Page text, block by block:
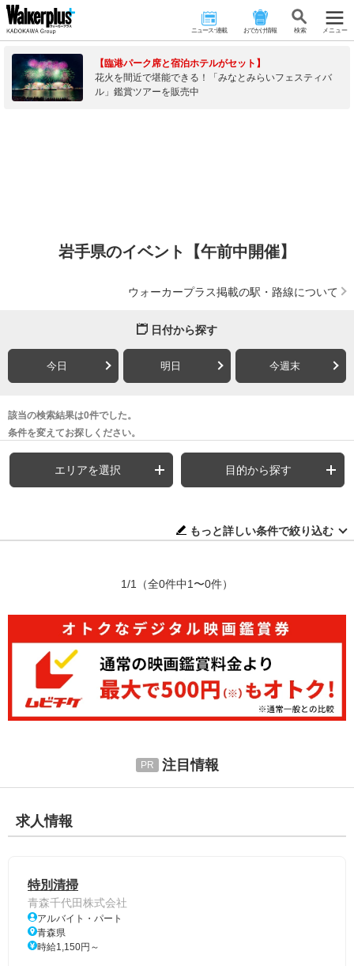
ニュース･連載 おでかけ情報 検 索 メニュー
【臨港パーク席と宿泊ホテルがセット】
花火を間近で堪能できる！「みなとみらいフェスティバ
ル」鑑賞ツアーを販売中
岩手県のイベント【午前中開催】
ウォーカープラス掲載の駅・路線について
日付から探す
今日 明日 今週末
該当の検索結果は0件でした。
条件を変えてお探しください。
エリアを選択 目的から探す
もっと詳しい条件で絞り込む
1/1 （全0件中1〜0件）
注目情報
求人情報
特別清掃
青森千代田株式会社
アルバイト・パート
青森県
時給1,150円～